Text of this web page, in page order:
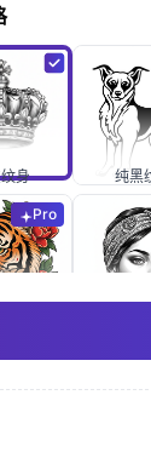
身 纯黑
Pro
统 奇卡